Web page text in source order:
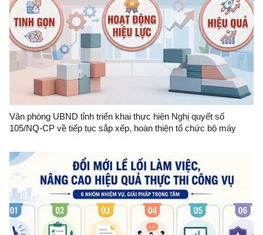
Văn phòng UBND tỉnh triển khai thực hiện Nghị quyết số
105/NQ-CP về tiếp tục sắp xếp, hoàn thiện tổ chức bộ máy